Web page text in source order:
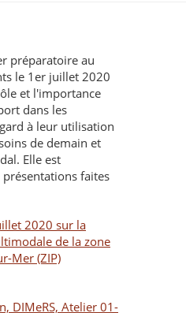
préparatoire au
le 1er juillet 2020
et l'importance
dans les
à leur utilisation
de demain et
Elle est
faites
2020 sur la
de la zone
Mer (ZIP)
DIMeRS, Atelier 01-